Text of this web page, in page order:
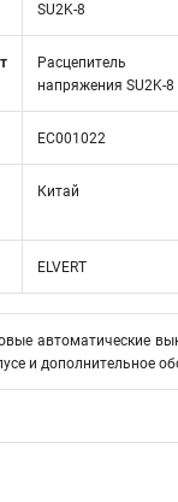
SU2K-8
Расцепитель
напряжения SU2K-
EC001022
Китай
ELVERT
автоматические
и дополнительное